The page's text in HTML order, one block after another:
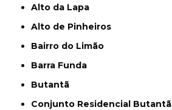
Alto da Lapa
Alto de Pinheiros
Bairro do Limão
Barra Funda
Butantã
Conjunto Residencial Butantã